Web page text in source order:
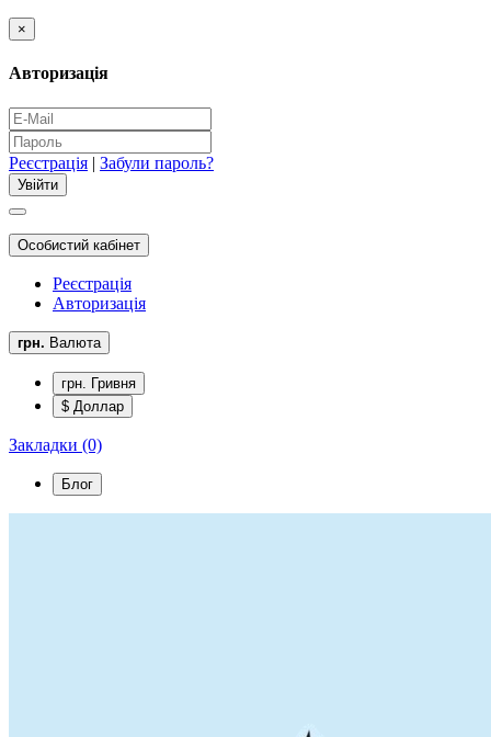
×
Авторизація
Реєстрація | Забули пароль?
Особистий кабінет
Реєстрація
Авторизація
грн. Валюта
грн. Гривня
$ Доллар
Закладки (0)
Блог